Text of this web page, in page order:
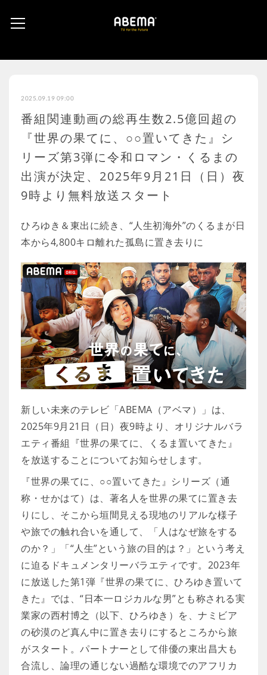
2025.09.19 09:00
番組関連動画の総再生数2.5億回超の
『世界の果てに、○○置いてきた』シ
リーズ第3弾に令和ロマン・くるまの
出演が決定、2025年9月21日（日）夜
9時より無料放送スタート
ひろゆき＆東出に続き、“人生初海外”のくるまが日
本から4,800キロ離れた孤島に置き去りに
新しい未来のテレビ「ABEMA（アベマ）」は、
2025年9月21日（日）夜9時より、オリジナルバラ
エティ番組『世界の果てに、くるま置いてきた』
を放送することについてお知らせします。
『世界の果てに、○○置いてきた』シリーズ（通
称・せかはて）は、著名人を世界の果てに置き去
りにし、そこから垣間見える現地のリアルな様子
や旅での触れ合いを通して、「人はなぜ旅をする
のか？」「“人生”という旅の目的は？」という考え
に迫るドキュメンタリーバラエティです。2023年
に放送した第1弾『世界の果てに、ひろゆき置いて
きた』では、“日本一ロジカルな男”とも称される実
業家の西村博之（以下、ひろゆき）を、ナミビア
の砂漠のど真ん中に置き去りにするところから旅
がスタート。パートナーとして俳優の東出昌大も
合流し、論理の通じない過酷な環境でのアフリカ